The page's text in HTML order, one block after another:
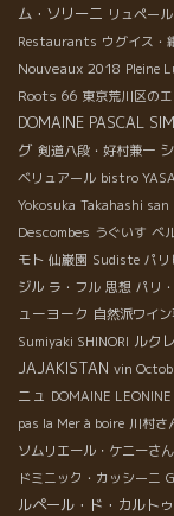
ム・ソリーニ リュペー
Restaurants ウグイス・
Nouveaux 2018 Pleine
Roots 66 東京荒川区の
DOMAINE PASCAL
グ 剣道八段・好村兼一
ベリュアール bistro
Yokosuka Takahashi san
Descombes うぐいす ベ
モト 仙巌園 Sudiste パリ
ジル ラ・フル 思想 パリ
ューヨーク 自然派ワイ
Sumiyaki SHINORI ルク
JAJAKISTAN vin
ニュ DOMAINE LEONINE
pas la Mer à boire 川村さ
ソムリエール・ケニーさん
ドミニック・カッシーニ
ルペール・ド・カルト